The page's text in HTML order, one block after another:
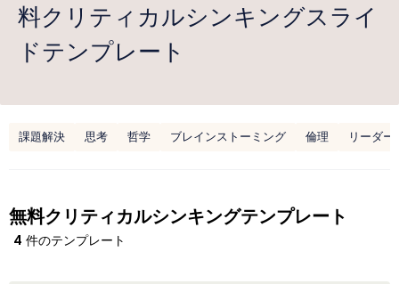
料クリティカルシンキングスライ
ドテンプレート
課題解決 思考 哲学 ブレインストーミング 倫理 リーダ
無料クリティカルシンキングテンプレート
4 件のテンプレート